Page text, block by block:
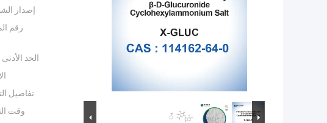
إصدار
رقم
الحد
تفاصيل
وقت